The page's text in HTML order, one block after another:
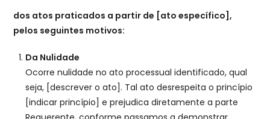
dos atos praticados a partir de [ato específico],
pelos seguintes motivos:
Da Nulidade
Ocorre nulidade no ato processual identificado, qual
seja, [descrever o ato]. Tal ato desrespeita o princípio
[indicar princípio] e prejudica diretamente a parte